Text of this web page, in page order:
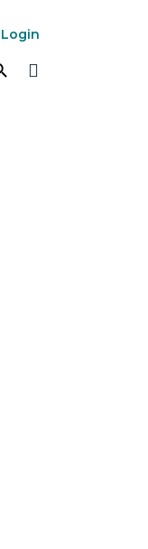
Login